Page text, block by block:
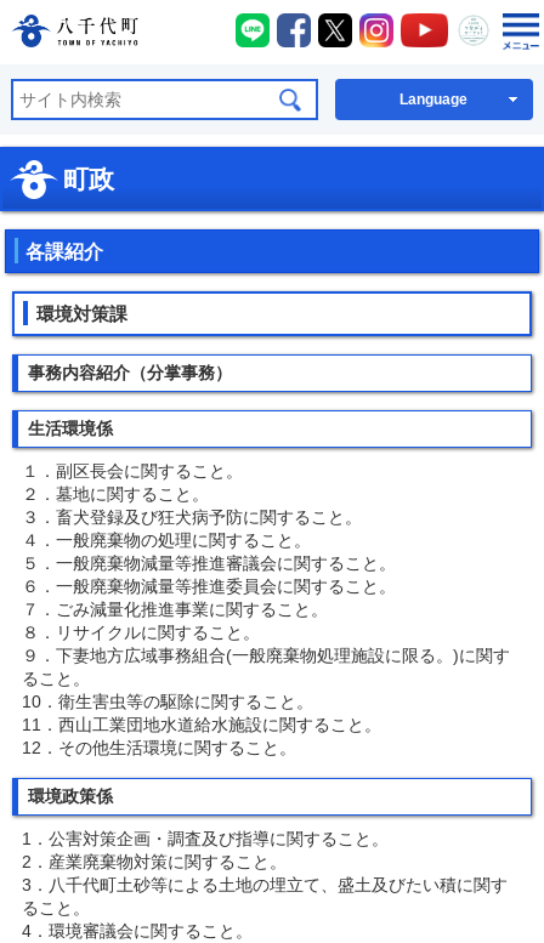
八千代町公式ホームページ
八千代町LINE
八千代町Facebook
八千代町X八千代町Instagram
八千代町
八千
Language
町政
各課紹介
環境対策課
事務内容紹介（分掌事務）
生活環境係
１．副区長会に関すること。
２．墓地に関すること。
３．畜犬登録及び狂犬病予防に関すること。
４．一般廃棄物の処理に関すること。
５．一般廃棄物減量等推進審議会に関すること。
６．一般廃棄物減量等推進委員会に関すること。
７．ごみ減量化推進事業に関すること。
８．リサイクルに関すること。
９．下妻地方広域事務組合(一般廃棄物処理施設に限る。)に関す
ること。
10．衛生害虫等の駆除に関すること。
11．西山工業団地水道給水施設に関すること。
12．その他生活環境に関すること。
環境政策係
1．公害対策企画・調査及び指導に関すること。
2．産業廃棄物対策に関すること。
3．八千代町土砂等による土地の埋立て、盛土及びたい積に関す
ること。
4．環境審議会に関すること。